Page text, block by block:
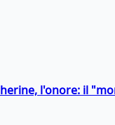
l'onore: il